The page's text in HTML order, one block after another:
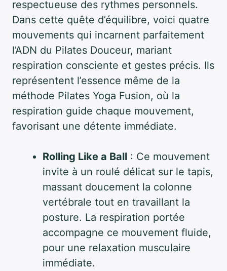
respectueuse des rythmes personnels.
Dans cette quête d’équilibre, voici quatre
mouvements qui incarnent parfaitement
l’ADN du Pilates Douceur, mariant
respiration consciente et gestes précis. Ils
représentent l’essence même de la
méthode Pilates Yoga Fusion, où la
respiration guide chaque mouvement,
favorisant une détente immédiate.
Rolling Like a Ball : Ce mouvement
invite à un roulé délicat sur le tapis,
massant doucement la colonne
vertébrale tout en travaillant la
posture. La respiration portée
accompagne ce mouvement fluide,
pour une relaxation musculaire
immédiate.